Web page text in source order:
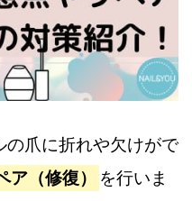
の爪に折れや欠けがで
ア（修復）
を行いま